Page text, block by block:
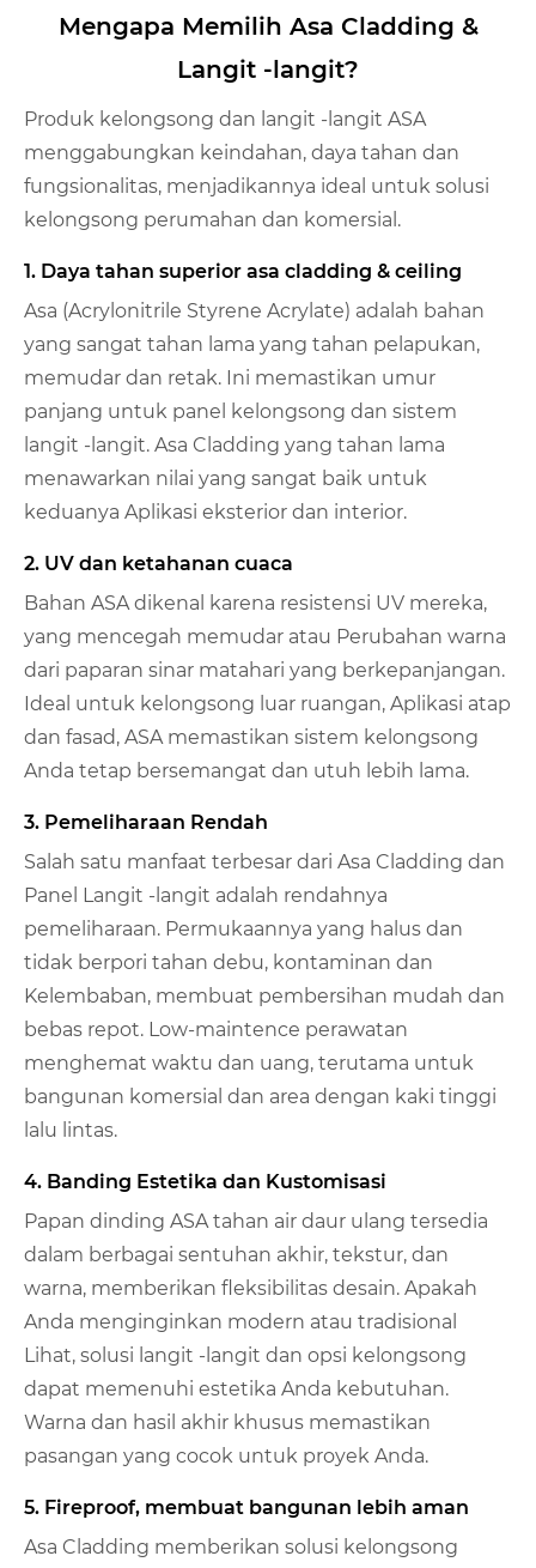
Mengapa Memilih Asa Cladding &
Langit -langit?
Produk kelongsong dan langit -langit ASA
menggabungkan keindahan, daya tahan dan
fungsionalitas, menjadikannya ideal untuk solusi
kelongsong perumahan dan komersial.
1. Daya tahan superior asa cladding & ceiling
Asa (Acrylonitrile Styrene Acrylate) adalah bahan
yang sangat tahan lama yang tahan pelapukan,
memudar dan retak. Ini memastikan umur
panjang untuk panel kelongsong dan sistem
langit -langit. Asa Cladding yang tahan lama
menawarkan nilai yang sangat baik untuk
keduanya Aplikasi eksterior dan interior.
2. UV dan ketahanan cuaca
Bahan ASA dikenal karena resistensi UV mereka,
yang mencegah memudar atau Perubahan warna
dari paparan sinar matahari yang berkepanjangan.
Ideal untuk kelongsong luar ruangan, Aplikasi atap
dan fasad, ASA memastikan sistem kelongsong
Anda tetap bersemangat dan utuh lebih lama.
3. Pemeliharaan Rendah
Salah satu manfaat terbesar dari Asa Cladding dan
Panel Langit -langit adalah rendahnya
pemeliharaan. Permukaannya yang halus dan
tidak berpori tahan debu, kontaminan dan
Kelembaban, membuat pembersihan mudah dan
bebas repot. Low-maintence perawatan
menghemat waktu dan uang, terutama untuk
bangunan komersial dan area dengan kaki tinggi
lalu lintas.
4. Banding Estetika dan Kustomisasi
Papan dinding ASA tahan air daur ulang tersedia
dalam berbagai sentuhan akhir, tekstur, dan
warna, memberikan fleksibilitas desain. Apakah
Anda menginginkan modern atau tradisional
Lihat, solusi langit -langit dan opsi kelongsong
dapat memenuhi estetika Anda kebutuhan.
Warna dan hasil akhir khusus memastikan
pasangan yang cocok untuk proyek Anda.
5. Fireproof, membuat bangunan lebih aman
Asa Cladding memberikan solusi kelongsong